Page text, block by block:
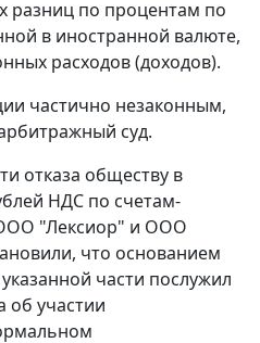
разниц по процентам по
в иностранной валюте,
расходов (доходов).
частично незаконным,
суд.
отказа обществу в
НДС по счетам-
"Лексиор" и ООО
что основанием
части послужил
об участии